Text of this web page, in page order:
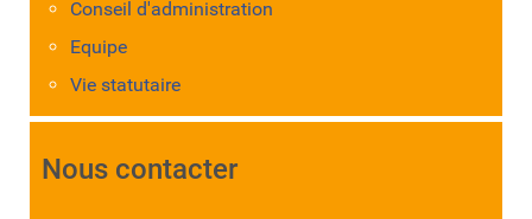
Conseil d'administration
Equipe
Vie statutaire
Nous contacter